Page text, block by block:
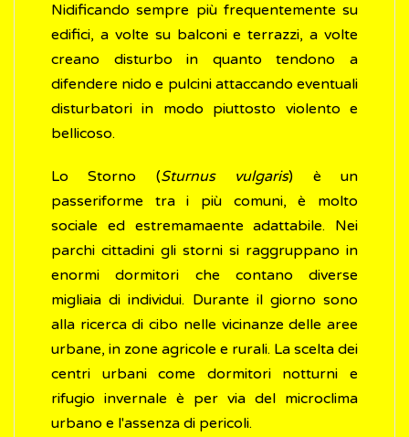
Nidificando sempre più frequentemente su
edifici, a volte su balconi e terrazzi, a volte
creano disturbo in quanto tendono a
difendere nido e pulcini attaccando eventuali
disturbatori in modo piuttosto violento e
bellicoso.
Lo Storno (Sturnus vulgaris) è un
passeriforme tra i più comuni, è molto
sociale ed estremamaente adattabile. Nei
parchi cittadini gli storni si raggruppano in
enormi dormitori che contano diverse
migliaia di individui. Durante il giorno sono
alla ricerca di cibo nelle vicinanze delle aree
urbane, in zone agricole e rurali. La scelta dei
centri urbani come dormitori notturni e
rifugio invernale è per via del microclima
urbano e l'assenza di pericoli.